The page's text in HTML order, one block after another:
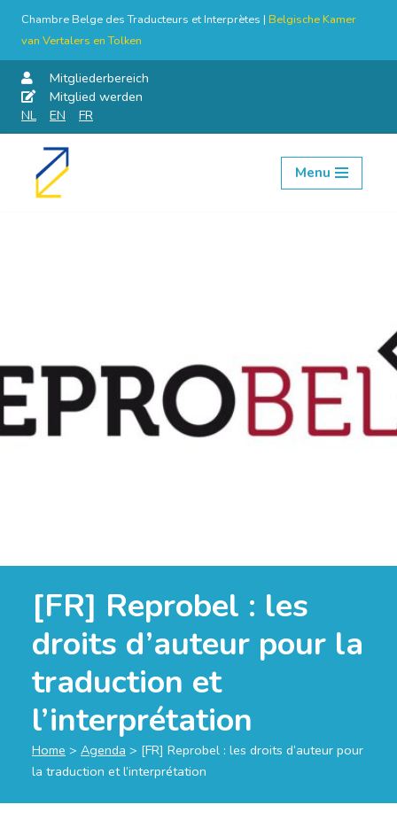
Chambre Belge des Traducteurs et Interprètes | Belgische Kamer
van Vertalers en Tolken
Mitgliederbereich
Mitglied werden
NL
EN FR
Skip
Menu
[FR] Reprobel : les
droits d’auteur pour la
traduction et
l’interprétation
Home > Agenda > [FR] Reprobel : les droits d’auteur pour
la traduction et l’interprétation